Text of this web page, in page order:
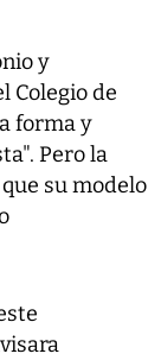
y
Colegio de
forma y
Pero la
su modelo